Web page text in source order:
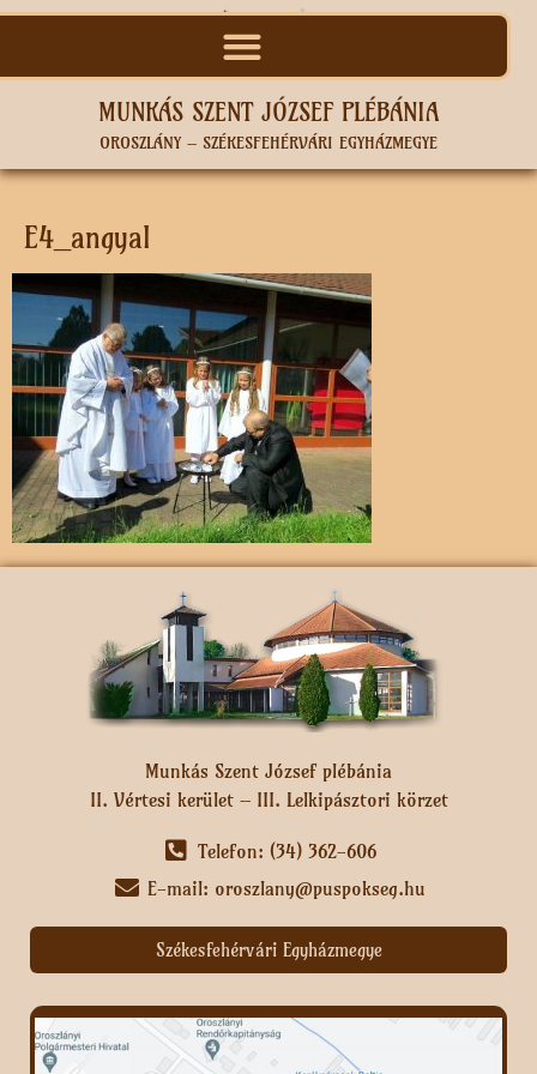
MUNKÁS SZENT JÓZSEF PLÉBÁNIA
OROSZLÁNY – SZÉKESFEHÉRVÁRI EGYHÁZMEGYE
E4_angyal
Munkás Szent József plébánia
II. Vértesi kerület – III. Lelkipásztori körzet
Telefon: (34) 362-606
E-mail: oroszlany@puspokseg.hu
Székesfehérvári Egyházmegye